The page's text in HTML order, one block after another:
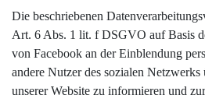
Die beschriebenen
Art. 6 Abs. 1 lit. f DSGVO auf Basis
von Facebook an der Einblendung
andere Nutzer des sozialen
unserer Website zu informieren und